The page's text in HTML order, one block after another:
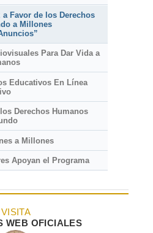
a Favor de los Derechos
a Millones
Para Dar Vida a
Educativos En Línea
Derechos Humanos
a Millones
Apoyan el Programa
VISITA
WEB OFICIALES